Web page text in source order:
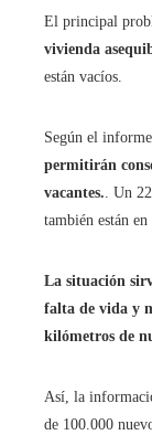
El principal
vivienda
están vacíos.
Según el
permitirán
vacantes.. Un
también están en
La situación
falta de vida y
kilómetros de
Así, la
de 100.000